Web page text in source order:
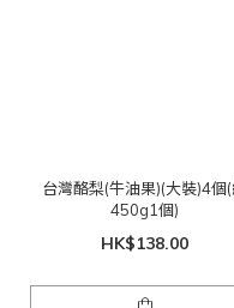
台灣酪梨(牛油果)(大裝)4個
450g1個)
HK$138.00